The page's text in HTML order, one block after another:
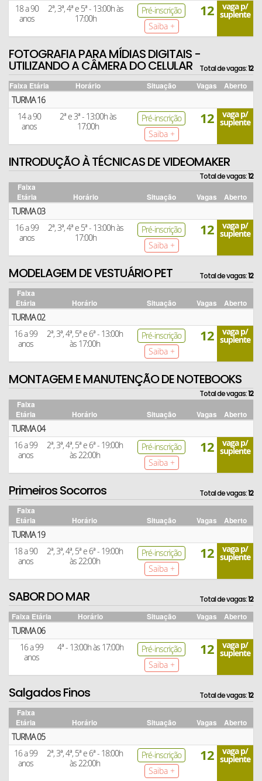
18 a 90
anos
2ª, 3ª, 4ª e 5ª - 13:00h às
17:00h
Pré-inscrição
Saiba +
12 vaga p/
suplente
FOTOGRAFIA PARA MÍDIAS DIGITAIS -
UTILIZANDO A CÂMERA DO CELULAR Total de vagas:12
Faixa Etária Horário Situação Vagas Aberto
TURMA 16
14 a 90
anos
2ª e 3ª - 13:00h às
17:00h
Pré-inscrição
Saiba +
12 vaga p/
suplente
INTRODUÇÃO À TÉCNICAS DE VIDEOMAKER
Total de vagas:12
Faixa
Etária
Horário Situação Vagas Aberto
TURMA 03
16 a 99
anos
2ª, 3ª, 4ª e 5ª - 13:00h às
17:00h
Pré-inscrição
Saiba +
12 vaga p/
suplente
MODELAGEM DE VESTUÁRIO PET Total de vagas:12
Faixa
Etária
Horário Situação Vagas Aberto
TURMA 02
16 a 99
anos
2ª, 3ª, 4ª, 5ª e 6ª - 13:00h
às 17:00h
Pré-inscrição
Saiba +
12 vaga p/
suplente
MONTAGEM E MANUTENÇÃO DE NOTEBOOKS
Total de vagas:12
Faixa
Etária
Horário Situação Vagas Aberto
TURMA 04
16 a 99
anos
2ª, 3ª, 4ª, 5ª e 6ª - 19:00h
às 22:00h
Pré-inscrição
Saiba +
12 vaga p/
suplente
Primeiros Socorros Total de vagas:12
Faixa
Etária
Horário Situação Vagas Aberto
TURMA 19
18 a 90
anos
2ª, 3ª, 4ª, 5ª e 6ª - 19:00h
às 22:00h
Pré-inscrição
Saiba +
12 vaga p/
suplente
SABOR DO MAR Total de vagas:12
Faixa Etária Horário Situação Vagas Aberto
TURMA 06
16 a 99
anos
4ª - 13:00h às 17:00h
Pré-inscrição
Saiba +
12 vaga p/
suplente
Salgados Finos Total de vagas:12
Faixa
Etária
Horário Situação Vagas Aberto
TURMA 05
16 a 99
anos
2ª, 3ª, 4ª, 5ª e 6ª - 18:00h
às 22:00h
Pré-inscrição
Saiba +
12 vaga p/
suplente